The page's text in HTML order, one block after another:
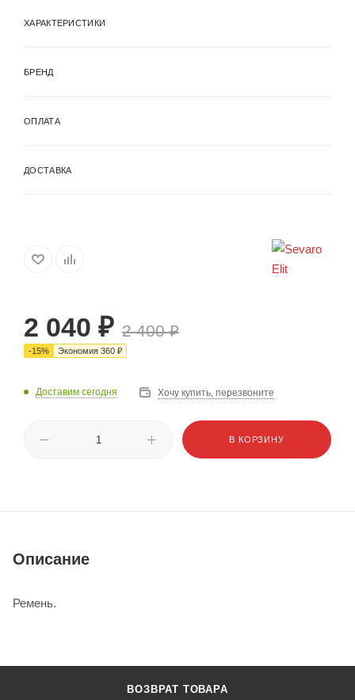
ХАРАКТЕРИСТИКИ
БРЕНД
ОПЛАТА
ДОСТАВКА
2 040 ₽ 2 400₽
-15% Экономия 360 ₽
Доставим сегодня Хочу купить, перезвоните
В КОРЗИНУ
Описание
Ремень.
ВОЗВРАТ ТОВАРА